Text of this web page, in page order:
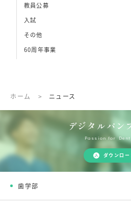
教員公募
入試
その他
60周年事業
ホーム > ニュース
デジタルパン
Passion for
ダウンロー
歯学部